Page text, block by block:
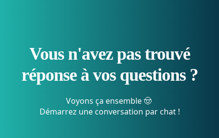
Vous n'avez pas trouvé
réponse à vos questions ?
Voyons ça ensemble 🤠
Démarrez une conversation par chat !